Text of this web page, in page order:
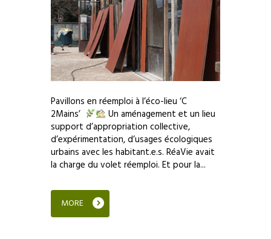
Pavillons en réemploi à l’éco-lieu ‘C
2Mains’
Un aménagement et un lieu
support d’appropriation collective,
d’expérimentation, d’usages écologiques
urbains avec les habitant.e.s. RéaVie avait
la charge du volet réemploi. Et pour la...
MORE